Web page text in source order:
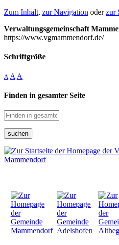
Zum Inhalt, zur Navigation oderzur
Verwaltungsgemeinschaft
https://www.vgmammendorf.de/
Schriftgröße
A A A
Finden in gesamter Seite
suchen